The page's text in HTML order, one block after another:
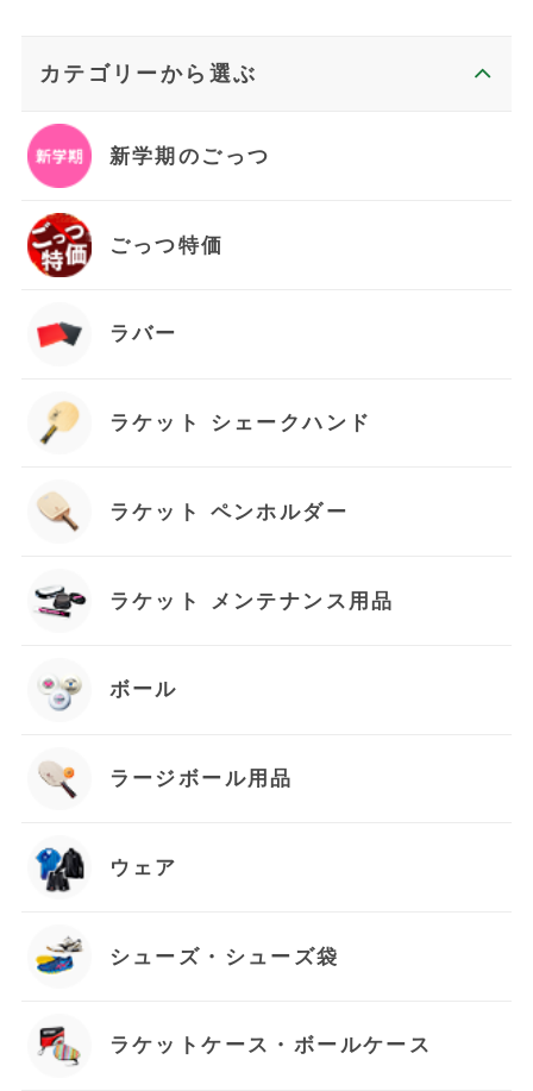
カテゴリーから選ぶ
新学期のごっつ
ごっつ特価
ラバー
ラケット シェークハンド
ラケット ペンホルダー
ラケット メンテナンス用品
ボール
ラージボール用品
ウェア
シューズ・シューズ袋
ラケットケース・ボールケース